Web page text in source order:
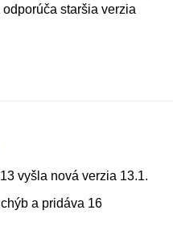
staršia verzia
vyšla nová verzia 13.1.
a pridáva 16